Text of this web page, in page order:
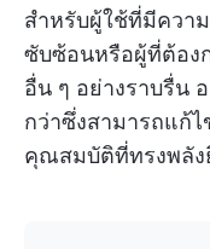
สำหรับผู้ใช้ที่มีควา
ซับซ้อนหรือผู้ที่ต้อง
อื่น ๆ อย่างราบรื่น
กว่าซึ่งสามารถแก้
คุณสมบัติที่ทรงพลัง